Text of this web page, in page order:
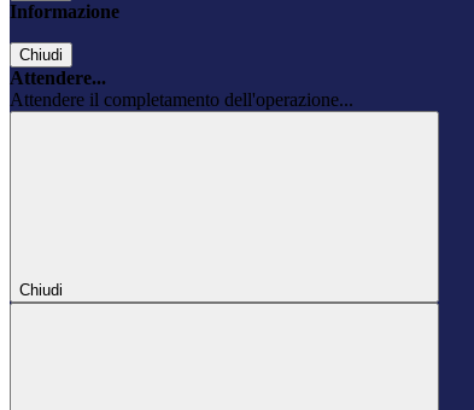
Informazione
Chiudi
Attendere...
Attendere il completamento dell'operazione...
Chiudi